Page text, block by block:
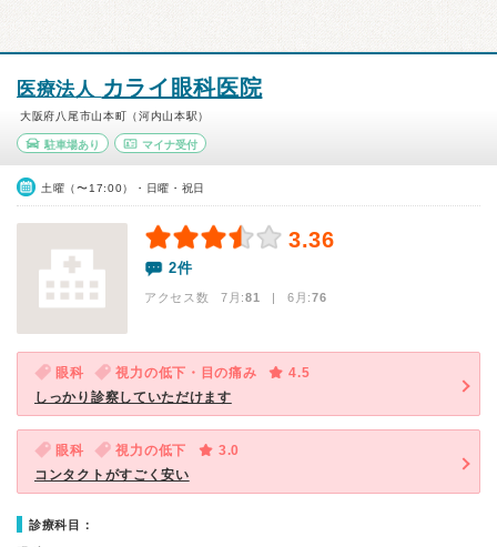
医療法人 カライ眼科医院
大阪府八尾市山本町（河内山本駅）
駐車場あり マイナ受付
土曜（〜17:00）・日曜・祝日
3.36
2件
アクセス数 7月:81 | 6月:76
眼科 視力の低下・目の痛み
4.5
しっかり診察していただけます
眼科 視力の低下
3.0
コンタクトがすごく安い
診療科目：